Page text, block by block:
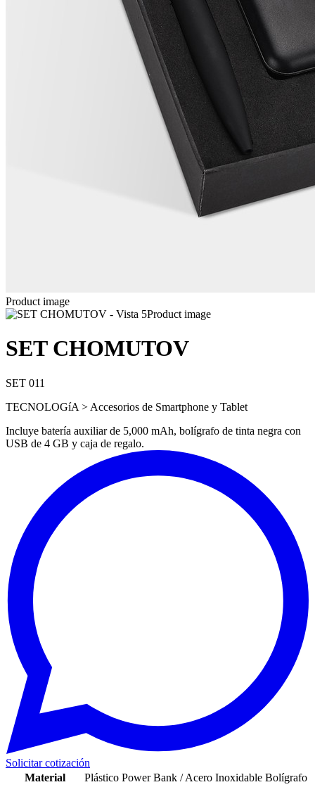
Product image
Product image
SET CHOMUTOV
SET 011
TECNOLOGíA > Accesorios de Smartphone y Tablet
Incluye batería auxiliar de 5,000 mAh, bolígrafo de tinta negra con
USB de 4 GB y caja de regalo.
Solicitar cotización
Material
Plástico Power Bank / Acero Inoxidable Bolígrafo